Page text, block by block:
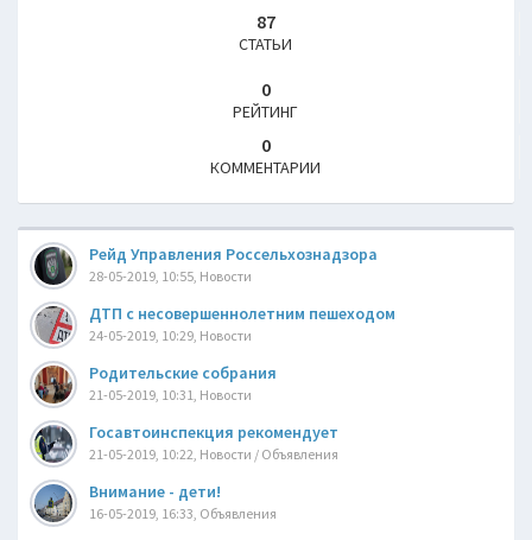
87
СТАТЬИ
0
РЕЙТИНГ
0
КОММЕНТАРИИ
Рейд Управления Россельхознадзора
28-05-2019, 10:55, Новости
ДТП с несовершеннолетним пешеходом
24-05-2019, 10:29, Новости
Родительские собрания
21-05-2019, 10:31, Новости
Госавтоинспекция рекомендует
21-05-2019, 10:22, Новости / Объявления
Внимание - дети!
16-05-2019, 16:33, Объявления